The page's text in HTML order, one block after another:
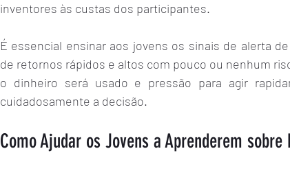
inventores às custas dos participantes.
É essencial ensinar aos jovens os sinais de alerta
de retornos rápidos e altos com pouco ou nenhum
o dinheiro será usado e pressão para agir
cuidadosamente a decisão.
Como Ajudar os Jovens a Aprenderem sobre